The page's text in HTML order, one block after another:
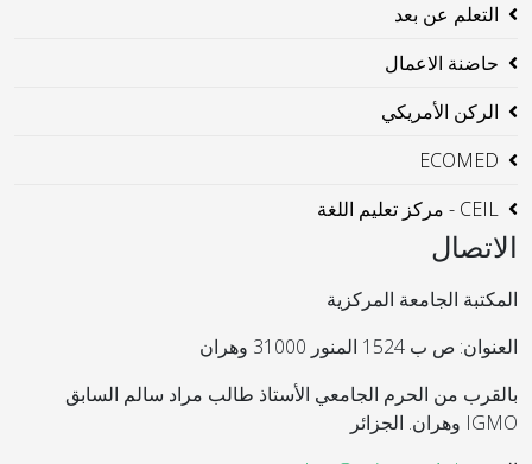
التعلم عن بعد
حاضنة الاعمال
الركن الأمريكي
ECOMED
CEIL - مركز تعليم اللغة
الاتصال
المكتبة الجامعة المركزية
العنوان: ص ب 1524 المنور 31000 وهران
بالقرب من الحرم الجامعي الأستاذ طالب مراد سالم السابق
IGMO وهران. الجزائر